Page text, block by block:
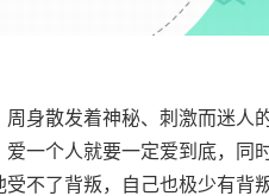
身散发着神秘、刺激而迷人
一个人就要一定爱到底，同
不了背叛，自己也极少有背